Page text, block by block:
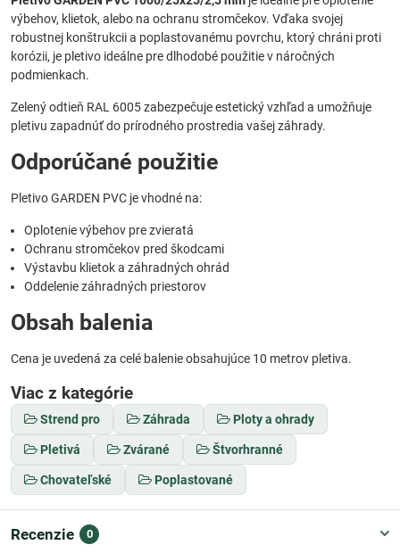
výbehov, klietok, alebo na ochranu stromčekov. Vďaka svojej
robustnej konštrukcii a poplastovanému povrchu, ktorý chráni proti
korózii, je pletivo ideálne pre dlhodobé použitie v náročných
podmienkach.
Zelený odtieň RAL 6005 zabezpečuje estetický vzhľad a umožňuje
pletivu zapadnúť do prírodného prostredia vašej záhrady.
Odporúčané použitie
Pletivo GARDEN PVC je vhodné na:
Oplotenie výbehov pre zvieratá
Ochranu stromčekov pred škodcami
Výstavbu klietok a záhradných ohrád
Oddelenie záhradných priestorov
Obsah balenia
Cena je uvedená za celé balenie obsahujúce 10 metrov pletiva.
Viac z kategórie
Strend pro Záhrada Ploty a ohrady
Pletivá Zvárané Štvorhranné
Chovateľské Poplastované
Recenzie 0